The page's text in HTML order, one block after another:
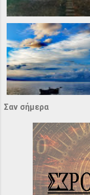
Σαν σήμερα